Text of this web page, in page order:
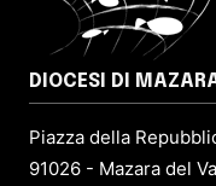
DIOCESI DI
Piazza della
91026 - Mazara del